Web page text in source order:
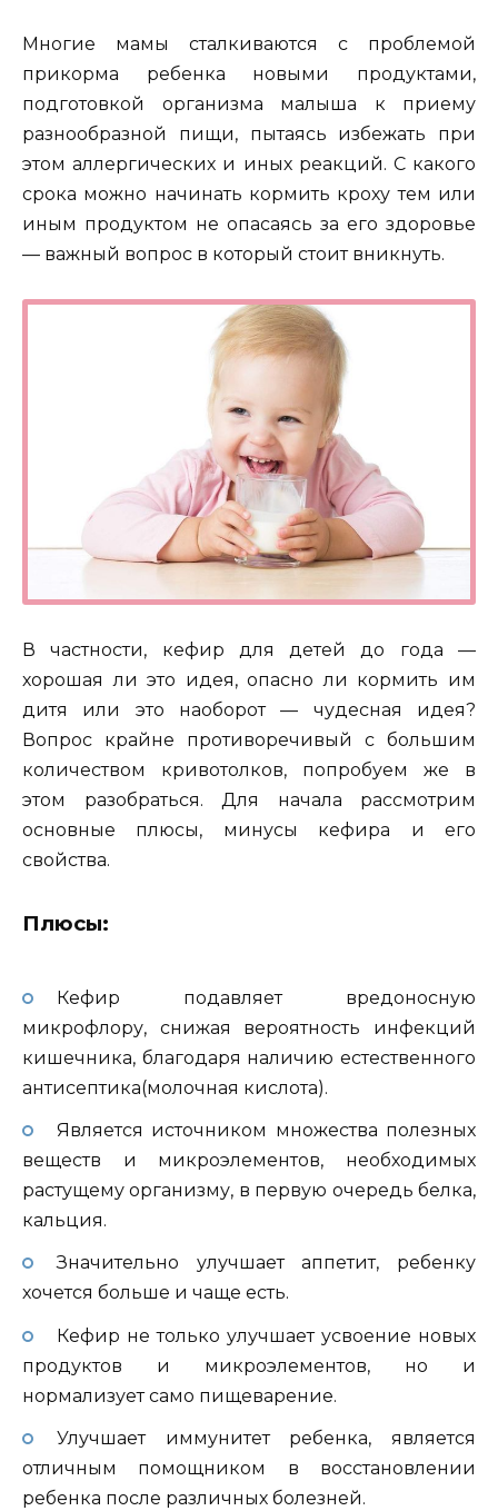
Многие мамы сталкиваются с проблемой
прикорма ребенка новыми продуктами,
подготовкой организма малыша к приему
разнообразной пищи, пытаясь избежать при
этом аллергических и иных реакций. С какого
срока можно начинать кормить кроху тем или
иным продуктом не опасаясь за его здоровье
— важный вопрос в который стоит вникнуть.
В частности, кефир для детей до года —
хорошая ли это идея, опасно ли кормить им
дитя или это наоборот — чудесная идея?
Вопрос крайне противоречивый с большим
количеством кривотолков, попробуем же в
этом разобраться. Для начала рассмотрим
основные плюсы, минусы кефира и его
свойства.
Плюсы:
Кефир подавляет вредоносную
микрофлору, снижая вероятность инфекций
кишечника, благодаря наличию естественного
антисептика(молочная кислота).
Является источником множества полезных
веществ и микроэлементов, необходимых
растущему организму, в первую очередь белка,
кальция.
Значительно улучшает аппетит, ребенку
хочется больше и чаще есть.
Кефир не только улучшает усвоение новых
продуктов и микроэлементов, но и
нормализует само пищеварение.
Улучшает иммунитет ребенка, является
отличным помощником в восстановлении
ребенка после различных болезней.